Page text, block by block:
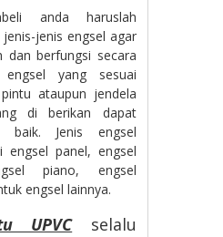
anda haruslah
jenis engsel agar
dan berfungsi secara
engsel yang sesuai
ataupun jendela
di berikan dapat
baik. Jenis engsel
engsel panel, engsel
piano, engsel
engsel lainnya.
UPVCselalu